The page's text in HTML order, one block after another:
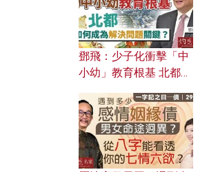
鄧飛：少子化衝擊「中
小幼」教育根基 北都如